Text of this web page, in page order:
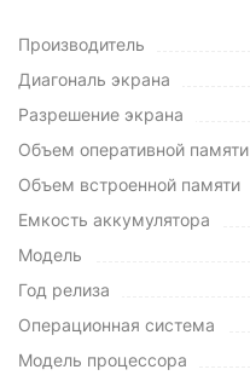
Производитель
Диагональ экрана
Разрешение экрана
Объем оперативной памяти
Объем встроенной памяти
Емкость аккумулятора
Модель
Год релиза
Операционная система
Модель процессора